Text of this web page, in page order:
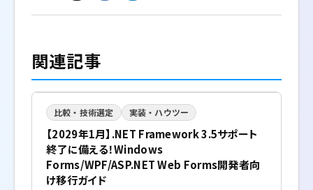
関連記事
比較・技術選定 実装・ハウツー
【2029年1月】.NET Framework 3.5サポート
終了に備える！Windows
Forms/WPF/ASP.NET Web Forms開発者向
け移行ガイド